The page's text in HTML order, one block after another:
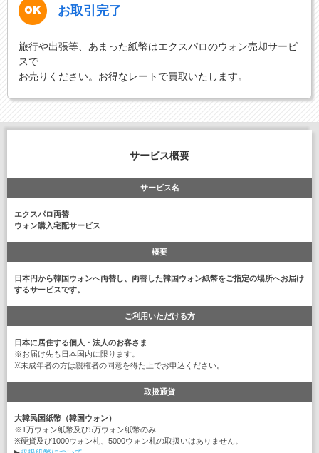
お取引完了
旅行や出張等、あまった紙幣はエクスパロのウォン売却サービ
スで
お売りください。お得なレートで買取いたします。
サービス概要
サービス名
エクスパロ両替
ウォン購入宅配サービス
概要
日本円から韓国ウォンへ両替し、両替した韓国ウォン紙幣をご指定の場所へお届け
するサービスです。
ご利用いただける方
日本に居住する個人・法人のお客さま
※お届け先も日本国内に限ります。
※未成年者の方は親権者の同意を得た上でお申込ください。
取扱通貨
大韓民国紙幣（韓国ウォン）
※1万ウォン紙幣及び5万ウォン紙幣のみ
※硬貨及び1000ウォン札、5000ウォン札の取扱いはありません。